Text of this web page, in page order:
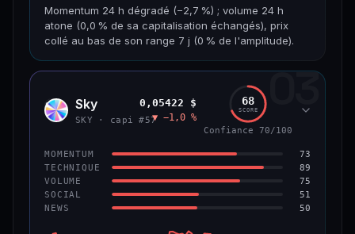
Momentum 24 h dégradé (−2,7 %) ; volume 24 h
atone (0,0 % de sa capitalisation échangés), prix
collé au bas de son range 7 j (0 % de l'amplitude).
CAP. MARCHÉ VOLUME 24 H
VAR. 7 J VAR. 30 J
−3,2 %
VS ATH
−5,6 %
RANG CAPI.
#9
CONFIANCE 66/100
03
SKY Sky
SKY · capi #57
0,05422 $
▼ −1,0 %
68
SCORE
Confiance 70/100
MOMENTUM 73
TECHNIQUE 89
VOLUME 75
SOCIAL 51
NEWS 50